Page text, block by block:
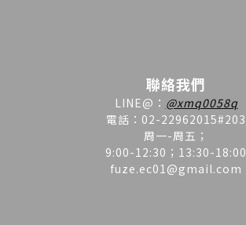
聯絡我們
LINE@ ： @xmq0058q
電話：02-22962015#203
周一-周五；
9:00-12:30；13:30-18:00
fuze.ec01@gmail.com